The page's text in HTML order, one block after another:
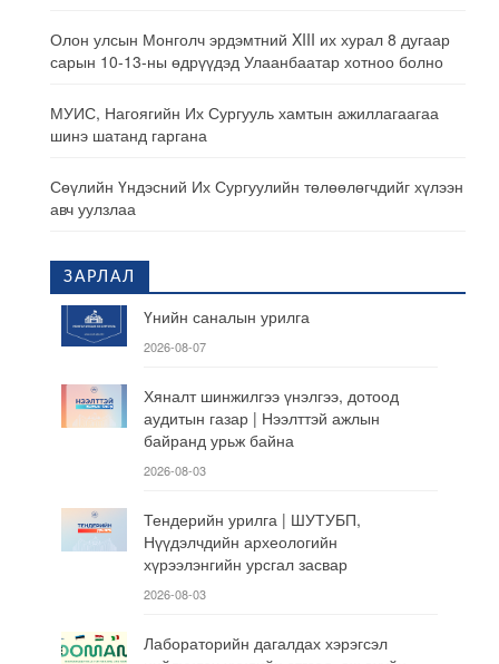
Олон улсын Монголч эрдэмтний XIII их хурал 8 дугаар
сарын 10-13-ны өдрүүдэд Улаанбаатар хотноо болно
МУИС, Нагоягийн Их Сургууль хамтын ажиллагаагаа
шинэ шатанд гаргана
Сөүлийн Үндэсний Их Сургуулийн төлөөлөгчдийг хүлээн
авч уулзлаа
ЗАРЛАЛ
Үнийн саналын урилга
2026-08-07
Хяналт шинжилгээ үнэлгээ, дотоод
аудитын газар | Нээлттэй ажлын
байранд урьж байна
2026-08-03
Тендерийн урилга | ШУТУБП,
Нүүдэлчдийн археологийн
хүрээлэнгийн урсгал засвар
2026-08-03
Лабораторийн дагалдах хэрэгсэл